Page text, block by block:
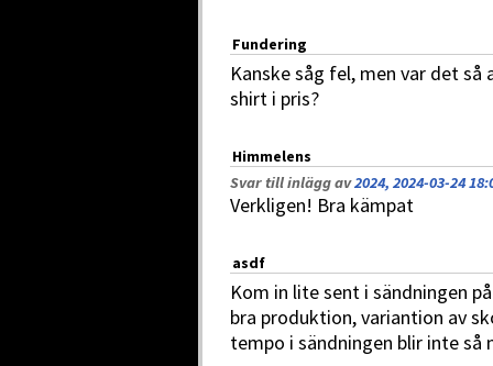
Fundering
Kanske såg fel, men var det
shirt i pris?
Himmelens
Svar till inlägg av2024, 2024-03-24
Verkligen! Bra kämpat
asdf
Kom in lite sent i sändningen
bra produktion, variantion av
tempo i sändningen blir inte så